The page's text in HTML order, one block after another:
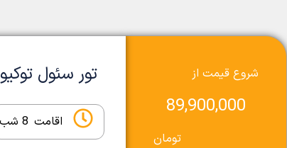
شروع قیمت از
89,900,000
تومان
تور سئول توکیو 8 شب
اقامت 8 شب